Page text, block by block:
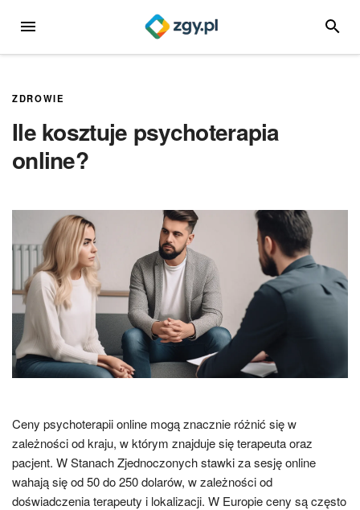
MENU
ZDROWIE
Ile kosztuje psychoterapia
online?
Ceny psychoterapii online mogą znacznie różnić się w
zależności od kraju, w którym znajduje się terapeuta oraz
pacjent. W Stanach Zjednoczonych stawki za sesję online
wahają się od 50 do 250 dolarów, w zależności od
doświadczenia terapeuty i lokalizacji. W Europie ceny są często